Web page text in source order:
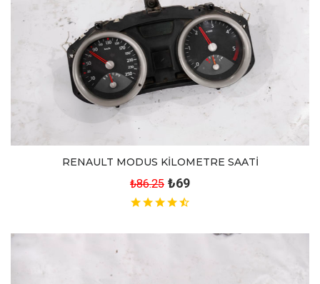
RENAULT MODUS KİLOMETRE SAATİ
₺86.25 ₺69